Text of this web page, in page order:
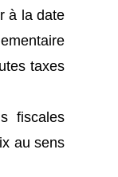
à la date
taxes
fiscales
au sens